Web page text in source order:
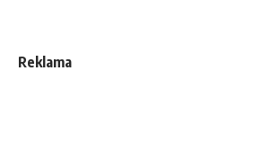
Reklama